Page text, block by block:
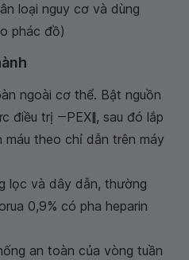
loại nguy cơ và dùng
phác đồ)
ngoài cơ thể. Bật nguồn
điều trị ―PEX‖, sau đó lắp
máu theo chỉ dẫn trên máy
lọc và dây dẫn, thường
0,9% có pha heparin
an toàn của vòng tuần